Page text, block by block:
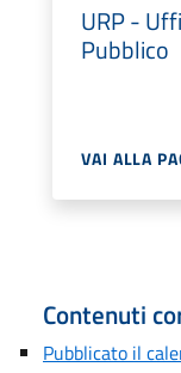
URP -
Pubblico
VAI ALLA
Contenuti
Pubblicato il